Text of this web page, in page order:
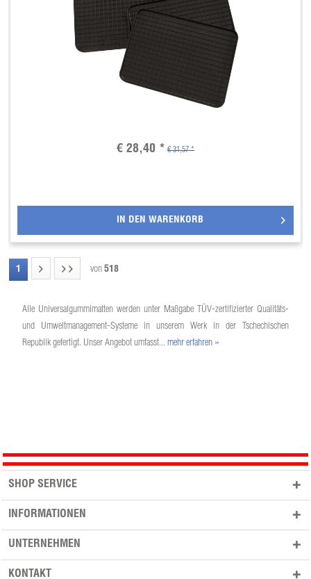
€ 28,40 * € 31,57 *
IN DEN WARENKORB
1 von518
Alle Universalgummimatten werden unter Maßgabe TÜV-zertifizierter Qualitäts-
und Umweltmanagement-Systeme in unserem Werk in der Tschechischen
Republik gefertigt. Unser Angebot umfasst...mehr erfahren »
SHOP SERVICE
INFORMATIONEN
UNTERNEHMEN
KONTAKT